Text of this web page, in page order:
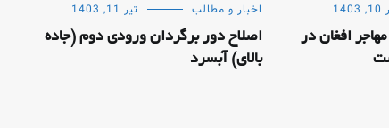
میلیون مهاجر افغان در
اخبار و مطالب تیر 11, 1403
اصلاح دور برگردان ورودی دوم (جاده
بالای) آبسرد